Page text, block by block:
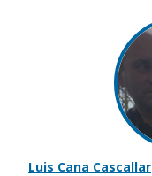
Luis Cana Cascallar